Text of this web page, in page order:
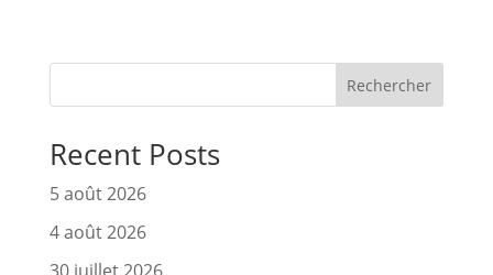
Rechercher
Recent Posts
5 août 2026
4 août 2026